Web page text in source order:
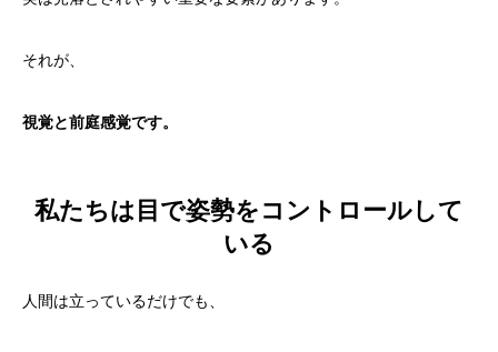
それが、
視覚と前庭感覚です。
私たちは目で姿勢をコントロールして
いる
人間は立っているだけでも、